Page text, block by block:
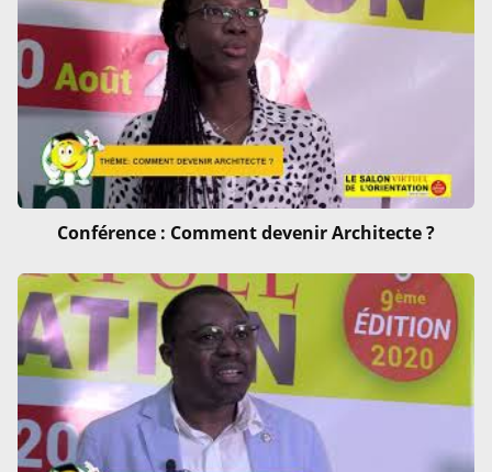
Conférence : Comment devenir Architecte ?